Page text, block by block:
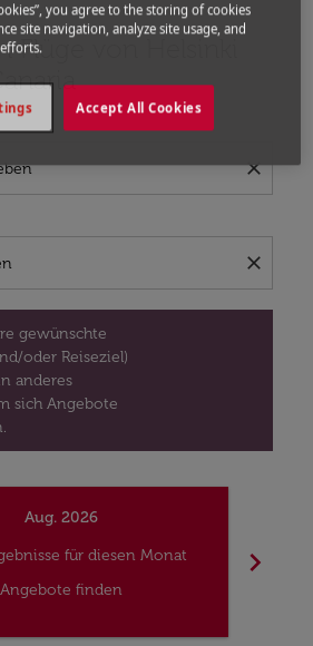
Flüge von Helsinki
close
close
gewünschte
oder Reiseziel)
anderes
sich Angebote
gewünschte Route (Abflugort
Aug. 2026
für diesen Monat
Angebote finden
chevron_right
you agree to the storing of cookies
site navigation, analyze site usage, and
Accept All Cookies